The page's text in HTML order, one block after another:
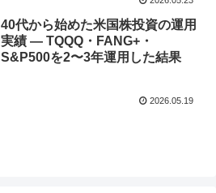
40代から始めた米国株投資の運用
実績 — TQQQ・FANG+・
S&P500を2〜3年運用した結果
2026.05.19